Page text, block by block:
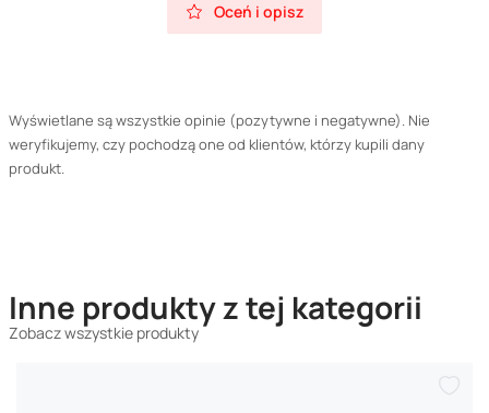
Oceń i opisz
Wyświetlane są wszystkie opinie (pozytywne i negatywne). Nie
weryfikujemy, czy pochodzą one od klientów, którzy kupili dany
produkt.
Inne produkty z tej kategorii
Zobacz wszystkie produkty